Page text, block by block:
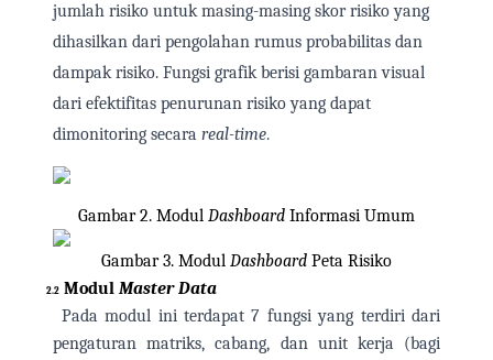
jumlah risiko untuk masing-masing skor risiko yang
dihasilkan dari pengolahan rumus probabilitas dan
dampak risiko. Fungsi grafik berisi gambaran visual
dari efektifitas penurunan risiko yang dapat
dimonitoring secara real-time.
Gambar 2. Modul Dashboard Informasi Umum
Gambar 3. Modul Dashboard Peta Risiko
2.2 Modul Master Data
Pada modul ini terdapat 7 fungsi yang terdiri dari
pengaturan matriks, cabang, dan unit kerja (bagi